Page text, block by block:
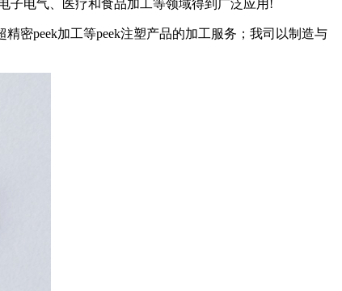
子电气、医疗和食品加工等领域得到广泛应用!
精密peek加工等peek注塑产品的加工服务；我司以制造与